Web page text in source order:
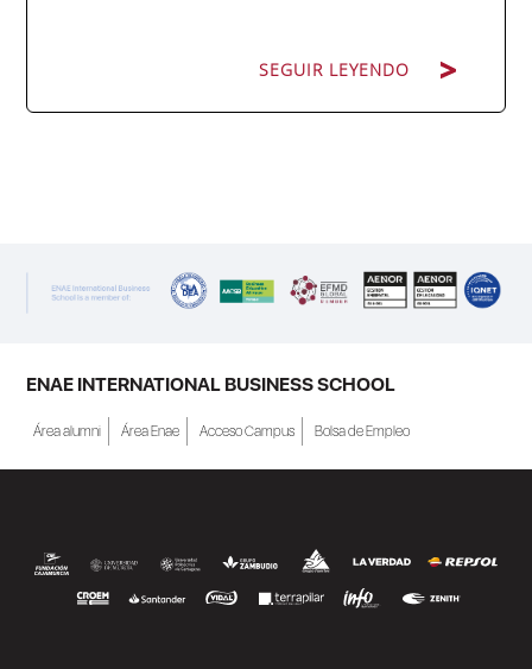
SEGUIR LEYENDO
a Crecer". El programa está dirigido a
personas inscritas como demandantes de
becas de estudio parciales (50%), además
de al menos una beca...
ENAE INTERNATIONAL BUSINESS SCHOOL
Área alumni Área Enae Acceso Campus Bolsa de Empleo